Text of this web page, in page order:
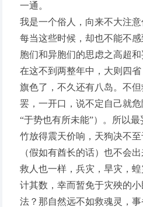
一通。
我是一个俗人，向来不大注
每当这些时候，却也不能不
胞们和异胞们的思虑之高超
在这不到两整年中，大则四
旗色了，不久还有八岛。不
罢，一开口，说不定自己就
“于势也有所未能”）。所以
竹放得震天价响，天狗决不
（假如有酋长的话）也不会
救人也一样，兵灾，旱灾，
计其数，幸而暂免于灾殃的
法？那自然远不如救魂灵，